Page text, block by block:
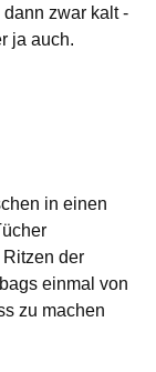
zwar kalt -
ja auch.
in einen
der
einmal von
zu machen